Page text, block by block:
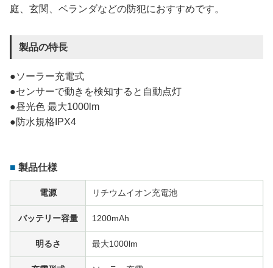
庭、玄関、ベランダなどの防犯におすすめです。
製品の特長
●ソーラー充電式
●センサーで動きを検知すると自動点灯
●昼光色 最大1000lm
●防水規格IPX4
製品仕様
電源 リチウムイオン充電池
バッテリー容量 1200mAh
明るさ 最大1000lm